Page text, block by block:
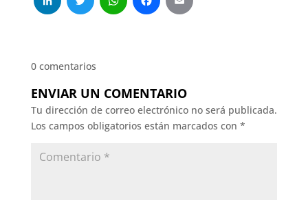
LinkedIn
Twitter
WhatsApp
Facebook
0 comentarios
ENVIAR UN COMENTARIO
Tu dirección de correo electrónico no será publicada.
Los campos obligatorios están marcados con *